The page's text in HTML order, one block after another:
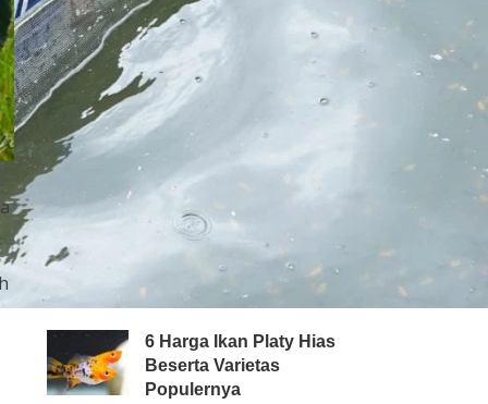
Bisnis
Budidaya
Event
Informasi Lain
Pembenihan Ikan
Pembesaran Ikan
Penyakit Ikan
Teknologi dan Inovasi
ARTIKEL TERBARU
6 Harga Ikan Platy Hias
Beserta Varietas
Populernya